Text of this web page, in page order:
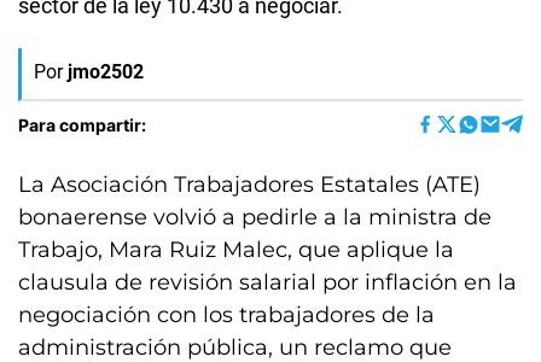
sector de la ley 10.430 a negociar.
Por jmo2502
Para compartir:
La Asociación Trabajadores Estatales (ATE)
bonaerense volvió a pedirle a la ministra de
Trabajo, Mara Ruiz Malec, que aplique la
clausula de revisión salarial por inflación en la
negociación con los trabajadores de la
administración pública, un reclamo que